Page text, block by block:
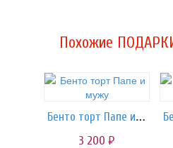
Похожие
Бенто торт Папе и мужу
3 200 руб.